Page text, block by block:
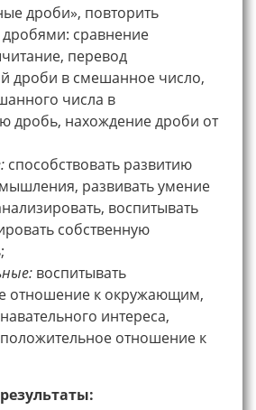
дроби», повторить
дробями: сравнение
перевод
дроби в смешанное число,
числа в
дробь, нахождение дроби от
способствовать развитию
развивать умение
воспитывать
собственную
воспитывать
отношение к окружающим,
интереса,
отношение к